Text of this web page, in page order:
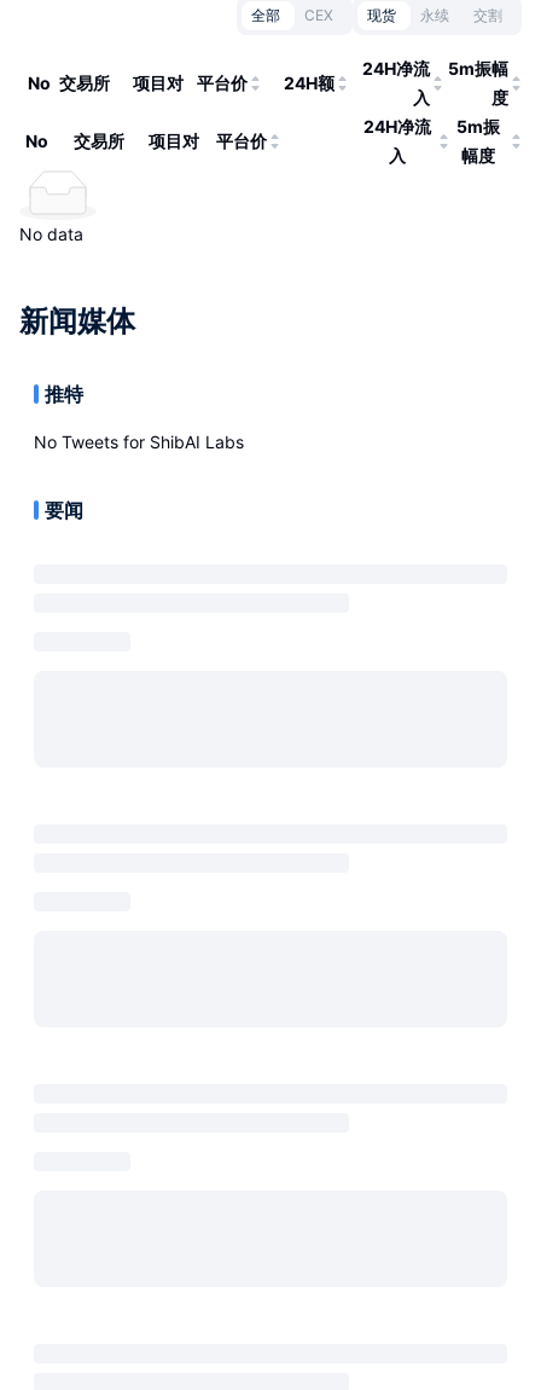
全部 CEX 现货 永续 交割
No 交易所 项目对 平台价 24H额
24H净流
入
5m振幅
度
No 交易所 项目对 平台价
24H净流
入
5m振
幅度
No data
新闻媒体
推特
No Tweets for ShibAI Labs
要闻